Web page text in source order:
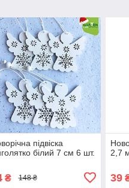
підвіска
білий 7 см 6 шт.
₴ 148 ₴
2,7
39